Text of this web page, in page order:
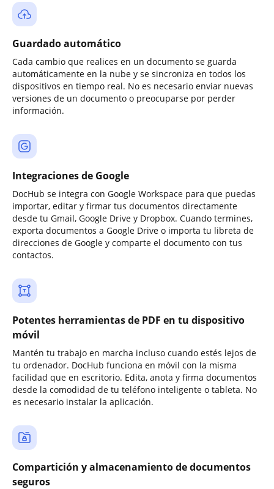
Guardado automático
Cada cambio que realices en un documento se guarda
automáticamente en la nube y se sincroniza en todos los
dispositivos en tiempo real. No es necesario enviar nuevas
versiones de un documento o preocuparse por perder
información.
Integraciones de Google
DocHub se integra con Google Workspace para que puedas
importar, editar y firmar tus documentos directamente
desde tu Gmail, Google Drive y Dropbox. Cuando termines,
exporta documentos a Google Drive o importa tu libreta de
direcciones de Google y comparte el documento con tus
contactos.
Potentes herramientas de PDF en tu dispositivo
móvil
Mantén tu trabajo en marcha incluso cuando estés lejos de
tu ordenador. DocHub funciona en móvil con la misma
facilidad que en escritorio. Edita, anota y firma documentos
desde la comodidad de tu teléfono inteligente o tableta. No
es necesario instalar la aplicación.
Compartición y almacenamiento de documentos
seguros